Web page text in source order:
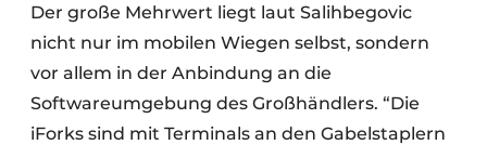
Der große Mehrwert liegt laut Salihbegovic
nicht nur im mobilen Wiegen selbst, sondern
vor allem in der Anbindung an die
Softwareumgebung des Großhändlers. “Die
iForks sind mit Terminals an den Gabelstaplern